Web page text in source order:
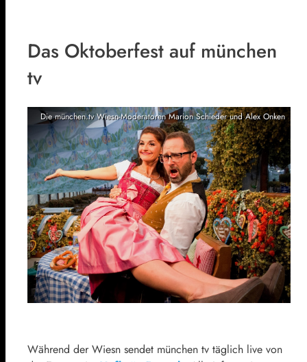
Das Oktoberfest auf münchen
tv
Die münchen.tv Wiesn-Moderatoren Marion Schieder und Alex Onken
Während der Wiesn sendet münchen tv täglich live von